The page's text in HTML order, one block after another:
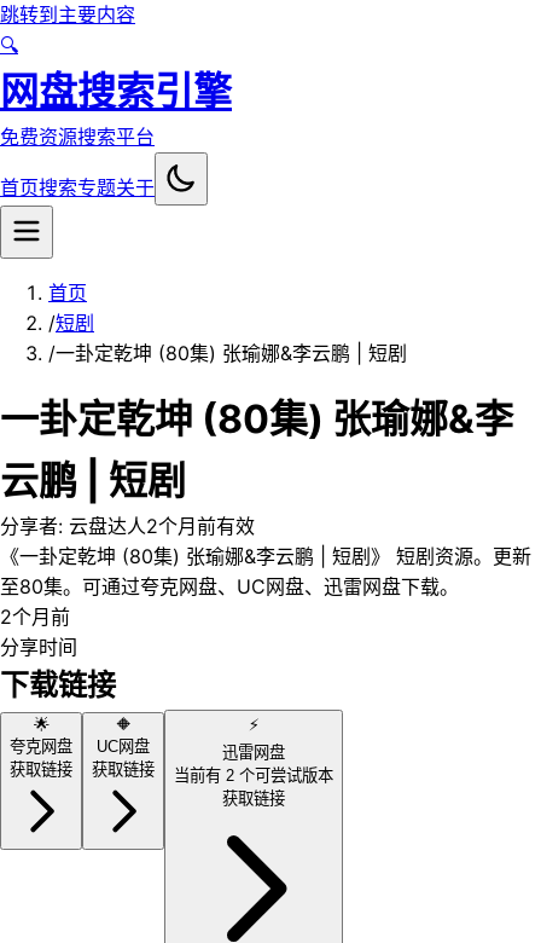
跳转到主要内容
🔍
网盘搜索引擎
免费资源搜索平台
首页搜索专题关于
首页
/短剧
/一卦定乾坤 (80集) 张瑜娜&李云鹏 | 短剧
一卦定乾坤 (80集) 张瑜娜&李
云鹏 | 短剧
分享者: 云盘达人2个月前有效
《一卦定乾坤 (80集) 张瑜娜&李云鹏 | 短剧》 短剧资源。更新
至80集。可通过夸克网盘、UC网盘、迅雷网盘下载。
2个月前
分享时间
下载链接
🌟
夸克网盘
获取链接
🔶
UC网盘
获取链接
⚡
迅雷网盘
当前有 2 个可尝试版本
获取链接